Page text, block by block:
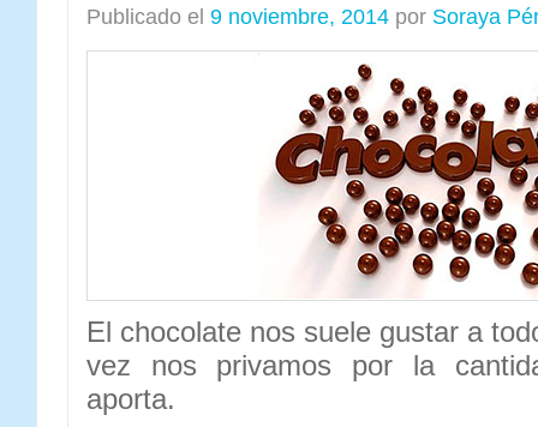
Publicado el 9 noviembre, 2014 por Soraya
El chocolate nos suele gustar a
vez nos privamos por la
aporta.